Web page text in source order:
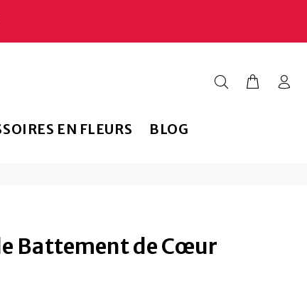
EN FLEURS BLOG
Battement de Cœur